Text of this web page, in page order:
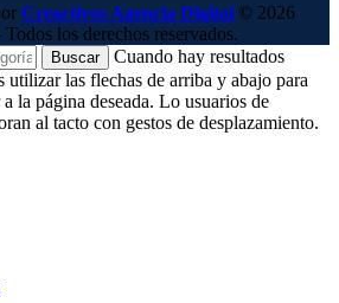
Creactivos Agencia Digital © 2026
los derechos reservados.
Buscar
Cuando hay resultados
utilizar las flechas de arriba y abajo para
la página deseada. Lo usuarios de
al tacto con gestos de desplazamiento.